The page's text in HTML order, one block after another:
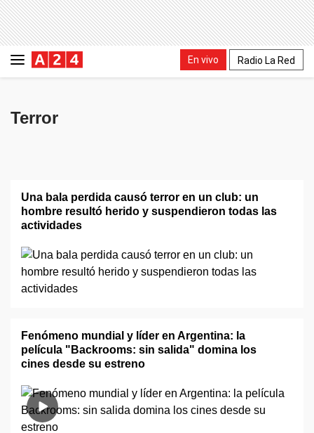
En vivo Radio La Red
Terror
Una bala perdida causó terror en un club: un
hombre resultó herido y suspendieron todas las
actividades
Fenómeno mundial y líder en Argentina: la
película "Backrooms: sin salida" domina los
cines desde su estreno